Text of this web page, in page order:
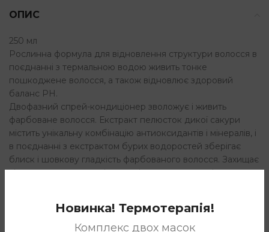
Новинка! Термотерапія!
Комплекс двох масок
ОПИС
250 мл
Рослинна формула для відновлення структури волосся в
поєднанні з термальною водою живить тонке
пошкоджене волосся, а також відновлює здоровий
баланс PH.
Двофазний спрей-кондиціонер зволожує і живить
фарбоване волосся. Екстракт пелюсток дикої сакури
містить унікальну комбінацію антиоксидантів і мінералів, і
в поєднанні з екстрактом бурих водоростей зберігає
блиск і шовкову гладкість фарбованого волосся. Захищає
від сонячного впливу і перегріву при укладанні.
ДОДАТКОВА ІНФОРМАЦІЯ